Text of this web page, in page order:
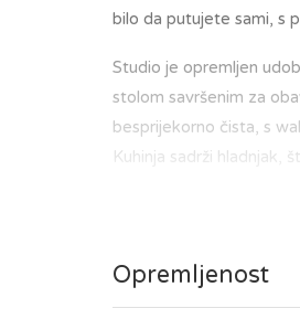
bilo da putujete sami, s
Studio je opremljen
stolom savršenim za
besprijekorno čista, s
Kuhinja sadrži hladnjak,
tržnicom Dolac i Trgom
Opremljenost